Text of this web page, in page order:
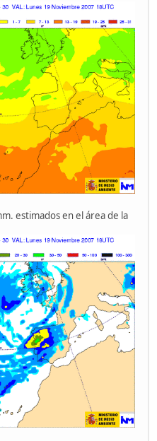
estimados en el área de la